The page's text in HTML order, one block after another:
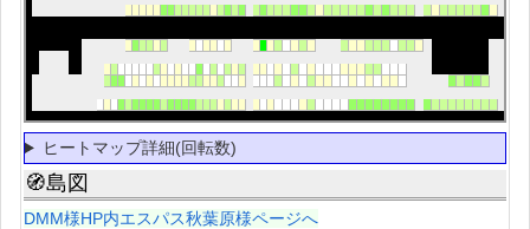
ヒートマップ詳細(回転数)
🧭島図
DMM様HP内エスパス秋葉原様ページへ